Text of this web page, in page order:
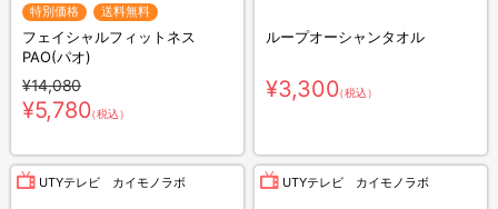
特別価格 送料無料
フェイシャルフィットネス
PAO(パオ)
¥14,080
¥5,780（税込）
ループオーシャンタオル
¥3,300（税込）
UTYテレビ カイモノラボ UTYテレビ カイモノラボ